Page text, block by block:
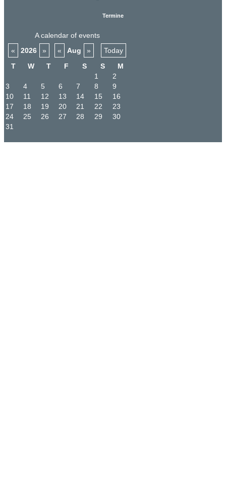
Termine
A calendar of events
«
2026 » « Aug »
Today
T
W T F S S
M
1
2
3
4 5 6 7 8
9
10
11 12 13 14 15
16
17
18 19 20 21 22
23
24
25 26 27 28 29
30
31